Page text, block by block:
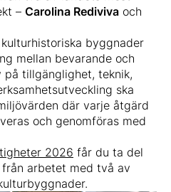
– Carolina Rediviva och
byggnader
mellan bevarande och
på tillgänglighet, teknik,
ska
där varje åtgärd
och genomföras med
2026 får du ta del
arbetet med två av